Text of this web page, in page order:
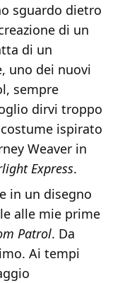
sguardo dietro
di un
di un
uno dei nuovi
sempre
dirvi troppo
ispirato
Weaver in
Express.
in un disegno
alle mie prime
Patrol. Da
Ai tempi